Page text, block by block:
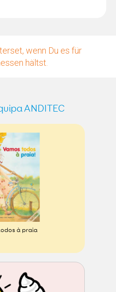
wenn Du es für
hältst.
ANDITEC
à praia